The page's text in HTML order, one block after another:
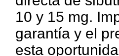
10 y 15 mg.
garantía y el
esta